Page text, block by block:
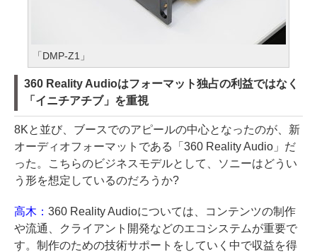
「DMP-Z1」
360 Reality Audioはフォーマット独占の利益ではなく
「イニチアチブ」を重視
8Kと並び、ブースでのアピールの中心となったのが、新
オーディオフォーマットである「360 Reality Audio」だ
った。こちらのビジネスモデルとして、ソニーはどうい
う形を想定しているのだろうか?
高木： 360 Reality Audioについては、コンテンツの制作
や流通、クライアント開発などのエコシステムが重要で
す。制作のための技術サポートをしていく中で収益を得